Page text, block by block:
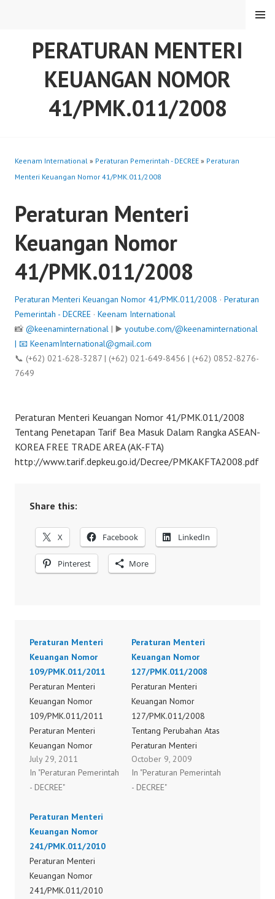
PERATURAN MENTERI
KEUANGAN NOMOR
41/PMK.011/2008
MENU
Keenam International » Peraturan Pemerintah - DECREE » Peraturan
Menteri Keuangan Nomor 41/PMK.011/2008
Peraturan Menteri
Keuangan Nomor
41/PMK.011/2008
Peraturan Menteri Keuangan Nomor 41/PMK.011/2008 · Peraturan
Pemerintah - DECREE · Keenam International
📸 @keenaminternational | ▶️ youtube.com/@keenaminternational
| 📧 KeenamInternational@gmail.com
📞 (+62) 021-628-3287 | (+62) 021-649-8456 | (+62) 0852-8276-
7649
Peraturan Menteri Keuangan Nomor 41/PMK.011/2008
Tentang Penetapan Tarif Bea Masuk Dalam Rangka ASEAN-
KOREA FREE TRADE AREA (AK-FTA)
http://www.tarif.depkeu.go.id/Decree/PMKAKFTA2008.pdf
Share this:
X Facebook LinkedIn
Pinterest More
Peraturan Menteri
Keuangan Nomor
109/PMK.011/2011
Peraturan Menteri
Keuangan Nomor
109/PMK.011/2011
Peraturan Menteri
Keuangan Nomor
110/PMK.011/2011
Peraturan Menteri
Keuangan Nomor
Peraturan Menteri
Keuangan Nomor
114/PMK.011/2011
Peraturan Menteri
Keuangan Nomor
115/PMK.011/2011
July 29, 2011
In "Peraturan Pemerintah
- DECREE"
Peraturan Menteri
Keuangan Nomor
127/PMK.011/2008
Peraturan Menteri
Keuangan Nomor
127/PMK.011/2008
Tentang Perubahan Atas
Peraturan Menteri
Keuangan Nomor
129/PMK.011/2007
Tentang Penetapan Atas
October 9, 2009
In "Peraturan Pemerintah
- DECREE"
Peraturan Menteri
Keuangan Nomor
241/PMK.011/2010
Peraturan Menteri
Keuangan Nomor
241/PMK.011/2010